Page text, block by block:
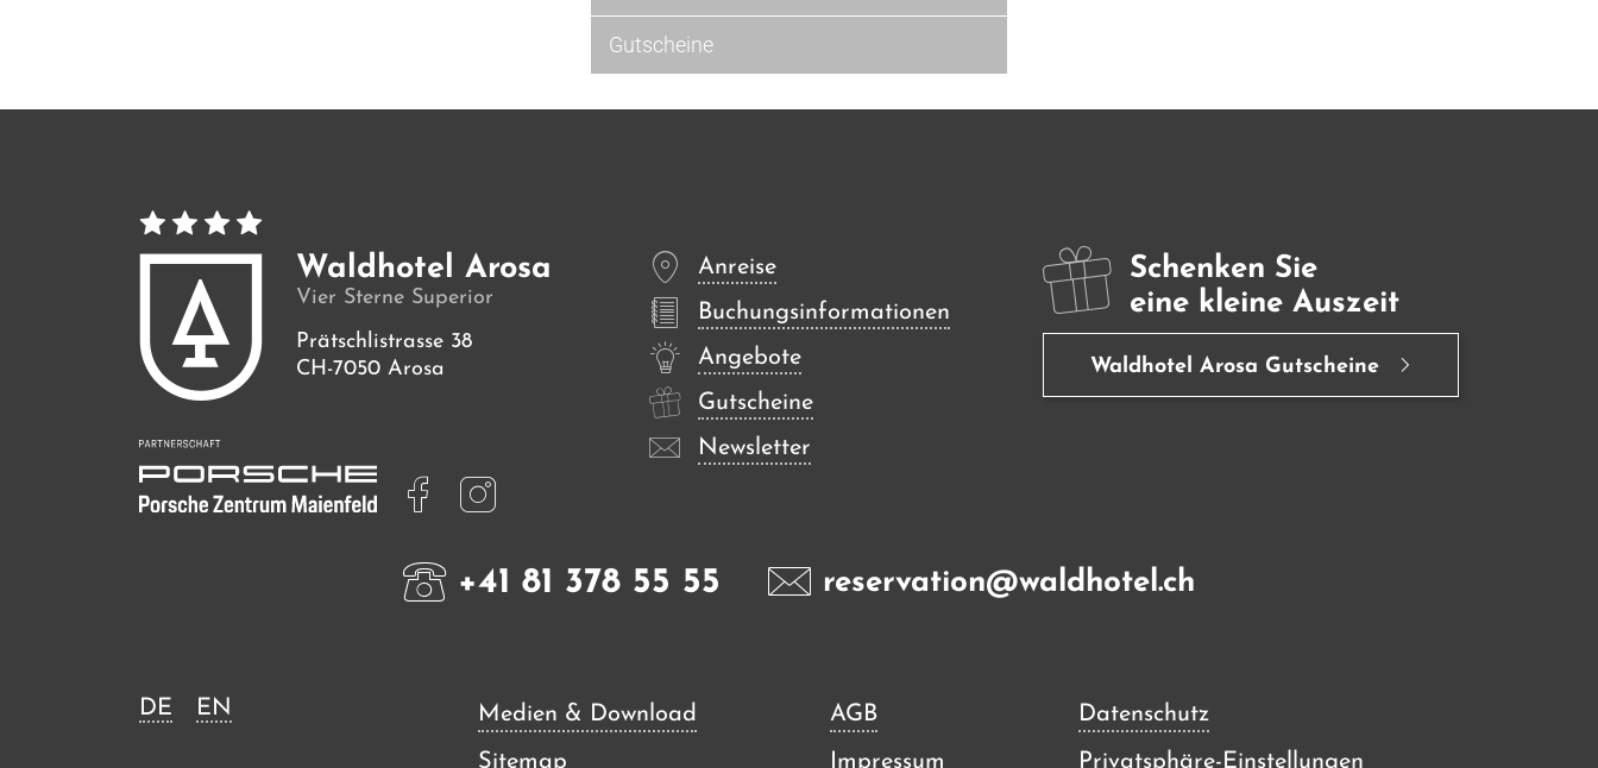
Gutscheine
Waldhotel Arosa
Vier Sterne Superior
Prätschlistrasse 38
CH-7050 Arosa
Anreise
Buchungsinformationen
Angebote
Gutscheine
Newsletter
Schenken Sie
eine kleine Auszeit
Waldhotel Arosa Gutscheine
+41 81 378 55 55 reservation@waldhotel.ch
DE EN Medien & Download AGB
Datenschutz
Sitemap
Impressum Privatsphäre-Einstellungen